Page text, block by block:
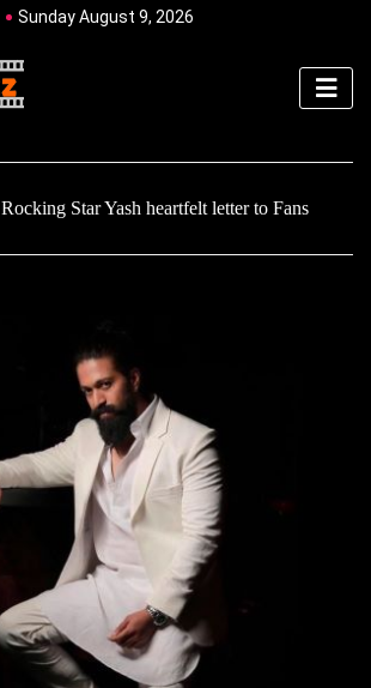
Sunday August 9, 2026
Rocking Star Yash heartfelt letter to Fans